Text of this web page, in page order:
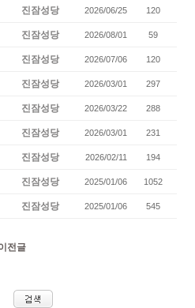
진잠성당 2026/06/25 120
진잠성당 2026/08/01 59
진잠성당 2026/07/06 120
진잠성당 2026/03/01 297
진잠성당 2026/03/22 288
진잠성당 2026/03/01 231
진잠성당 2026/02/11 194
진잠성당 2025/01/06 1052
진잠성당 2025/01/06 545
전글